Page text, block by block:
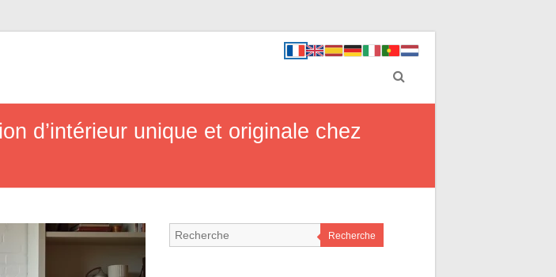
d’intérieur unique et originale chez
Recherche